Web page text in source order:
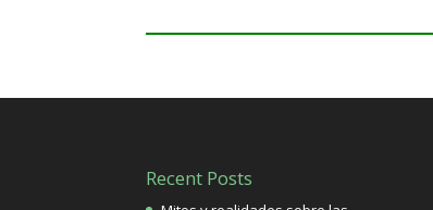
Recent Posts